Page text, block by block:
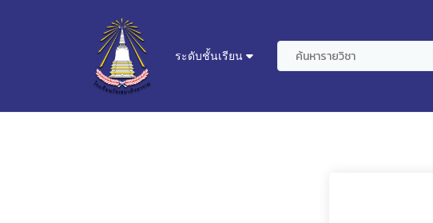
ระดับชั้นเรียน